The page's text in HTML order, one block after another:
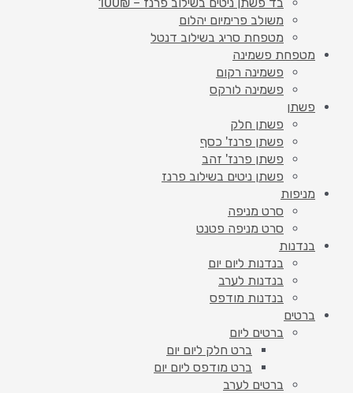
משולב פרימיום יהלום
מטפחת סריג בשילוב דנטל
מטפחת פשמינה
פשמינה רקום
פשמינה לורקס
פשתן
פשתן חלק
פשתן פרנז' כסף
פשתן פרנז' זהב
פשתן ניטים בשילוב פרנז
מניפות
סרט מניפה
סרט מניפה פטנט
בנדנות
בנדנות ליום יום
בנדנות לערב
בנדנות מודפס
ברטים
ברטים ליום
ברט חלק ליום יום
ברט מודפס ליום יום
ברטים לערב